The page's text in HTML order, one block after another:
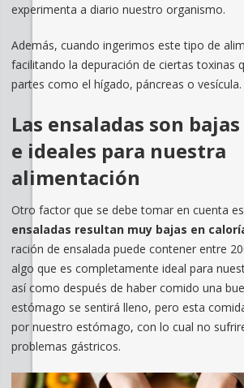
experimenta a diario nuestro organismo.
Además, cuando ingerimos este tipo de
facilitando la depuración de ciertas toxinas
partes como el hígado, páncreas o vesícula.
Las ensaladas son
e ideales para nuestra
alimentación
Otro factor que se debe tomar en cuenta
ensaladas resultan muy bajas en
ración de ensalada puede contener entre
algo que es completamente ideal para
así como después de haber comido una
estómago se sentirá lleno, pero esta
por nuestro estómago, con lo cual no
problemas gástricos.